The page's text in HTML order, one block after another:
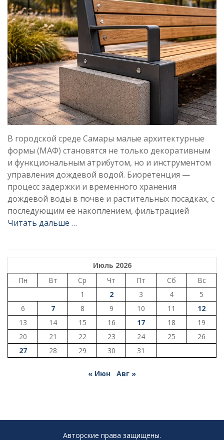
В городской среде Самары малые архитектурные
формы (МАФ) становятся не только декоративным
и функциональным атрибутом, но и инструментом
управления дождевой водой. Биоретенция —
процесс задержки и временного хранения
дождевой воды в почве и растительных посадках, с
последующим её накоплением, фильтрацией
Читать дальше …
Июль 2026
Пн
Вт Ср Чт Пт Сб
Вс
1
2 3 4
5
6
7 8 9 10 11
12
13
14 15 16 17 18
19
20
21 22 23 24 25
26
27
28 29 30 31
« Июн Авг »
Авторские права защищены.